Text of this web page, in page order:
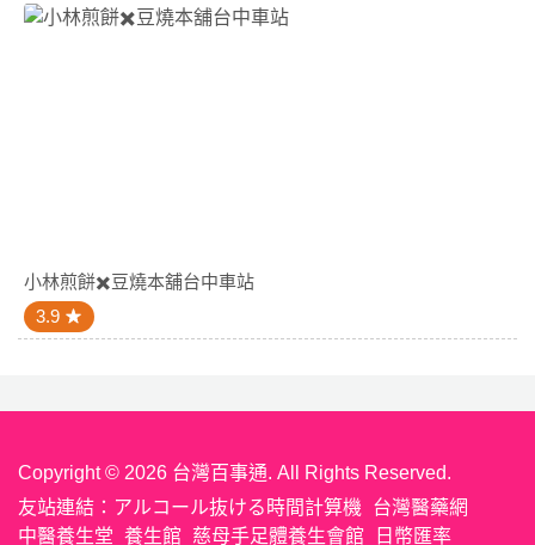
小林煎餅✖️豆燒本舖台中車站
3.9
Copyright © 2026 台灣百事通. All Rights Reserved.
友站連結： アルコール抜ける時間計算機
台灣醫藥網
中醫養生堂 養生館 慈母手足體養生會館 日幣匯率